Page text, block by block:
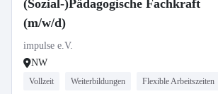
(Sozial-)Pädagogische Fachkraft
(m/w/d)
impulse e.V.
NW
Vollzeit Weiterbildungen Flexible Arbeitszeiten